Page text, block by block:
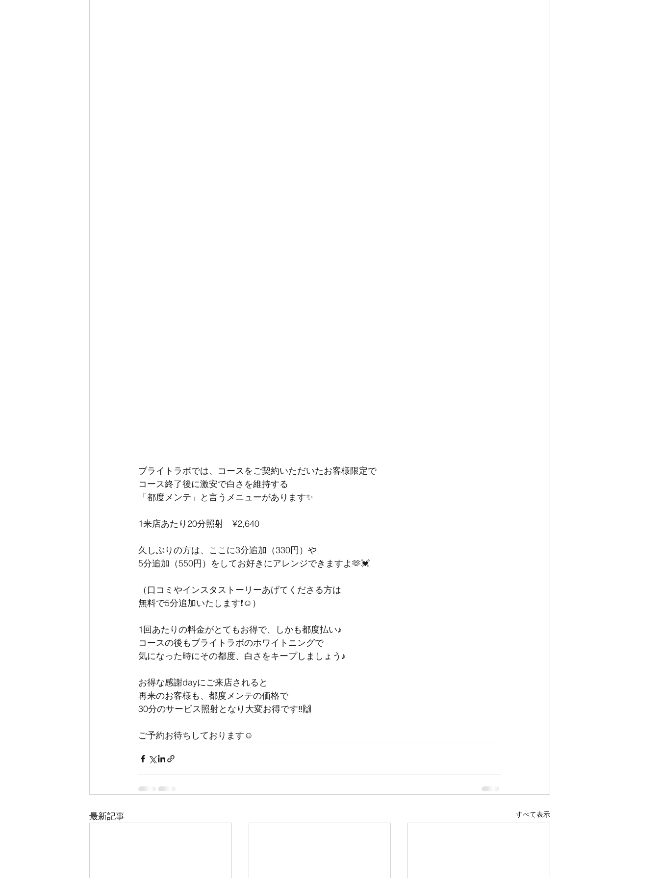
ブライトラボでは、コースをご契約いただいたお客様限定で
コース終了後に激安で白さを維持する
「都度メンテ」と言うメニューがあります✨
1来店あたり20分照射　¥2,640
久しぶりの方は、ここに3分追加（330円）や
5分追加（550円）をしてお好きにアレンジできますよ🫶💓
（口コミやインスタストーリーあげてくださる方は
無料で5分追加いたします❗️☺️）
1回あたりの料金がとてもお得で、しかも都度払い♪
コースの後もブライトラボのホワイトニングで
気になった時にその都度、白さをキープしましょう♪
お得な感謝dayにご来店されると
再来のお客様も、都度メンテの価格で
30分のサービス照射となり大変お得です‼️🙌
ご予約お待ちしております☺️
最新記事 すべて表示